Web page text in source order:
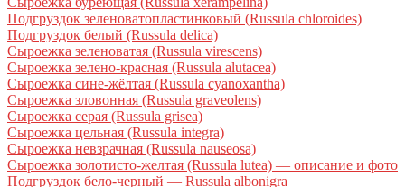
Подгруздок зеленоватопластинковый (Russula chloroides)
Подгруздок белый (Russula delica)
Сыроежка зеленоватая (Russula virescens)
Сыроежка зелено-красная (Russula alutacea)
Сыроежка сине-жёлтая (Russula cyanoxantha)
Сыроежка зловонная (Russula graveolens)
Сыроежка серая (Russula grisea)
Сыроежка цельная (Russula integra)
Сыроежка невзрачная (Russula nauseosa)
Сыроежка золотисто-желтая (Russula lutea) — описание и фото
Подгруздок бело-черный — Russula albonigra